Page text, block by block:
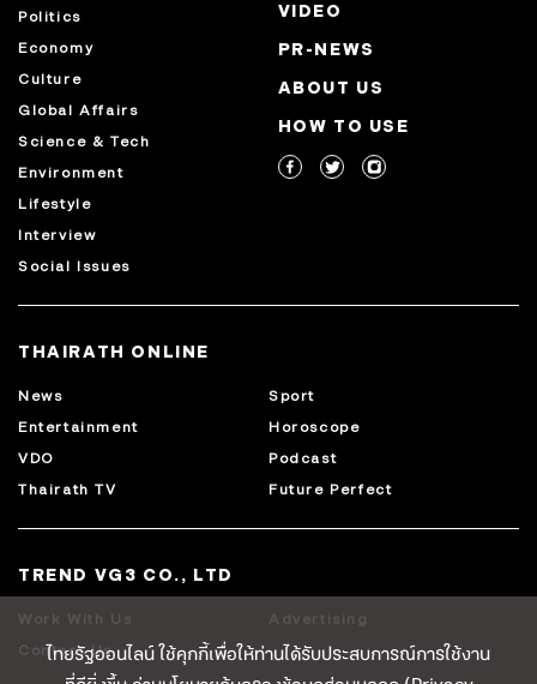
ไทยรัฐออนไลน์ ใช้คุกกี้เพื่อให้ท่านได้รับประสบการณ์การใช้งาน
Politics
Economy
Culture
Global Affairs
Science & Tech
Environment
Lifestyle
Interview
Social Issues
VIDEO
PR-NEWS
ABOUT US
HOW TO USE
THAIRATH ONLINE
News
Sport
Entertainment
Horoscope
VDO
Podcast
Thairath TV
Future Perfect
TREND VG3 CO., LTD
Work With Us
Advertising
Contact Us